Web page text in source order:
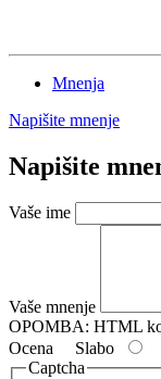
Mnenja
Napišite mnenje
Napišite
Vaše ime
Vaše mnenje
OPOMBA: HTML
Ocena Slabo
Captcha